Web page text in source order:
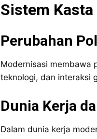
Sistem
Perubahan
Modernisasi membawa
teknologi, dan interaksi
Dunia Kerja
Dalam dunia kerja